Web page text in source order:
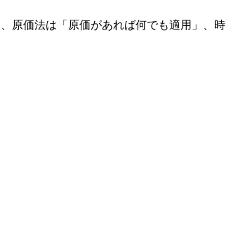
原価法は「原価があれば何でも適用」、時